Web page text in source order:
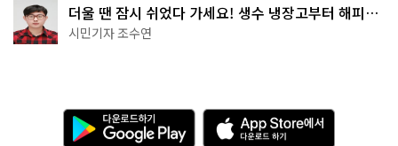
더울 땐 잠시 쉬었다 가세요! 생수 냉장고부터 해피소
·무더위쉼터까지
시민기자 조수연
다
운
A
p